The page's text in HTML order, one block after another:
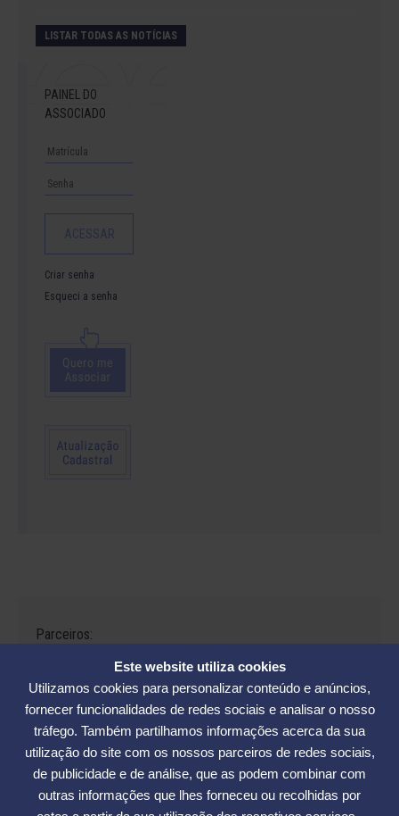
Este website utiliza cookies
Utilizamos cookies para personalizar conteúdo e anúncios,
fornecer funcionalidades de redes sociais e analisar o nosso
tráfego. Também partilhamos informações acerca da sua
utilização do site com os nossos parceiros de redes sociais,
de publicidade e de análise, que as podem combinar com
outras informações que lhes forneceu ou recolhidas por
LISTAR TODAS AS NOTÍCIAS
PAINEL DO
ASSOCIADO
Criar senha
Esqueci a senha
Parceiros:
Avenida César Seara, 560 - Florianópolis | Telefones: (48) 3234-2986
- (48) 3234-2089 - (48) 3233-5370. | E-mail:elase@elase.com.br
Sede de Praia: Rua Elke Hering, 70, Barra da Lagoa - Florianópolis |
Telefone 48 3365-5789 | E-mail:sedepraia@elase.com.br